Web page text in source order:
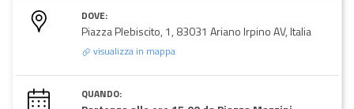
DOVE:
Piazza Plebiscito, 1, 83031 Ariano Irpino AV, Italia
visualizza in mappa
QUANDO: